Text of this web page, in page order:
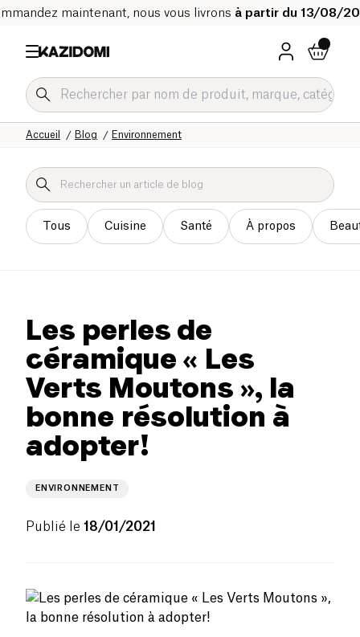
maintenant, nous vous livrons à partir du 13/08/
Environnement
Blog
Accueil
Tous Cuisine Santé À propos
Les perles de
céramique « Les
Verts Moutons », la
bonne résolution à
adopter!
ENVIRONNEMENT
Publié le 18/01/2021